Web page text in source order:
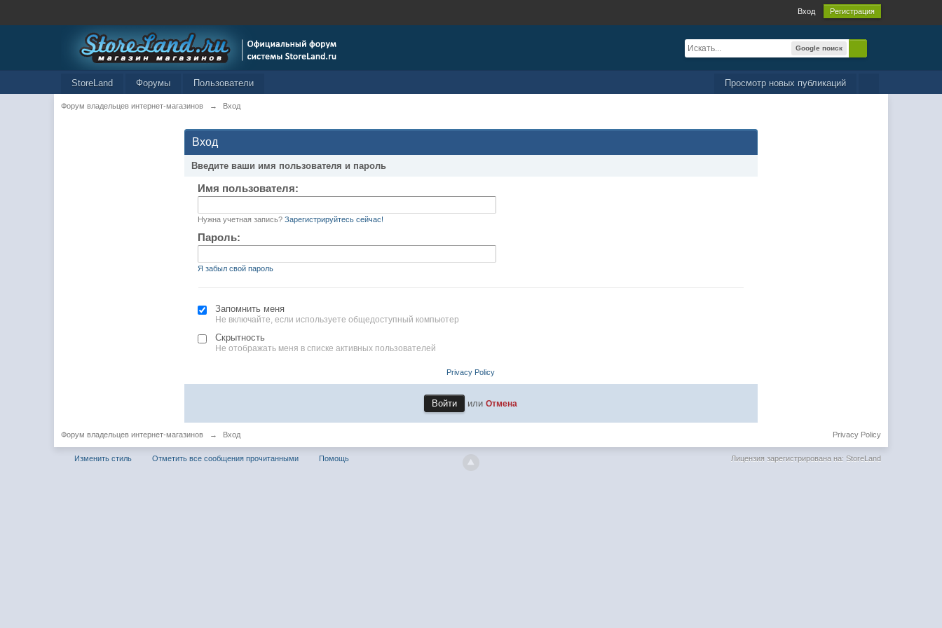
Вход Регистрация
Google поиск
Просмотр новых публикаций
StoreLand Форумы Пользователи
Форум владельцев интернет-магазинов → Вход
Вход
Введите ваши имя пользователя и пароль
Имя пользователя:
Нужна учетная запись? Зарегистрируйтесь сейчас!
Пароль:
Я забыл свой пароль
Запомнить меня
Не включайте, если используете общедоступный компьютер
Скрытность
Не отображать меня в списке активных пользователей
Privacy Policy
илиОтмена
Форум владельцев интернет-магазинов → Вход Privacy Policy
Изменить стиль Отметить все сообщения прочитанными Помощь Лицензия зарегистрирована на: StoreLand